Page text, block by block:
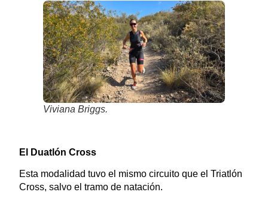
Viviana Briggs.
El Duatlón Cross
Esta modalidad tuvo el mismo circuito que el Triatlón
Cross, salvo el tramo de natación.